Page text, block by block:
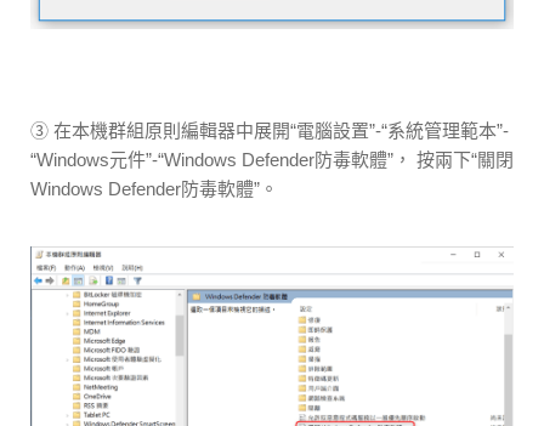
③ 在本機群組原則編輯器中展開“電腦設置”-“系統管理範本”-
“Windows元件”-“Windows Defender防毒軟體”， 按兩下“關閉
Windows Defender防毒軟體”。